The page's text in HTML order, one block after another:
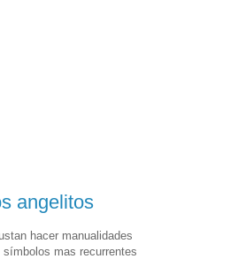
angelitos
hacer manualidades
mas recurrentes